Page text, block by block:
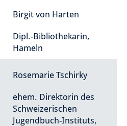
Birgit von Harten
Dipl.-Bibliothekarin,
Hameln
Rosemarie Tschirky
ehem. Direktorin des
Schweizerischen
Jugendbuch-Instituts,